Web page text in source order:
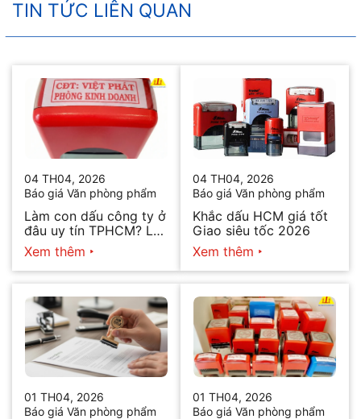
TIN TỨC LIÊN QUAN
04 TH04, 2026
Báo giá Văn phòng phẩm
Làm con dấu công ty ở
đâu uy tín TPHCM? Lấy
ngay trong ngày 2026
Xem thêm
04 TH04, 2026
Báo giá Văn phòng phẩm
Khắc dấu HCM giá tốt
Giao siêu tốc 2026
Xem thêm
01 TH04, 2026
Báo giá Văn phòng phẩm
01 TH04, 2026
Báo giá Văn phòng phẩm